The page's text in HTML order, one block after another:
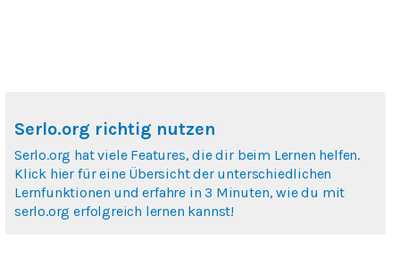
Serlo.org richtig nutzen
Serlo.org hat viele Features, die dir beim Lernen helfen.
Klick hier für eine Übersicht der unterschiedlichen
Lernfunktionen und erfahre in 3 Minuten, wie du mit
serlo.org erfolgreich lernen kannst!